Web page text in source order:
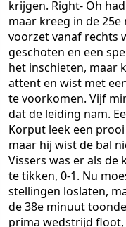
krijgen. Right- Oh
maar kreeg in de 25e
voorzet vanaf rechts
geschoten en een
het inschieten, maar
attent en wist met
te voorkomen. Vijf
dat de leiding nam.
Korput leek een
maar hij wist de bal
Vissers was er als
te tikken, 0-1. Nu
stellingen loslaten,
de 38e minuut
prima wedstrijd